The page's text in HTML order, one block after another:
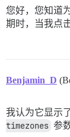
您好，您知道
期时，当我点
Benjamin_D
我认为它显示
timezones 参